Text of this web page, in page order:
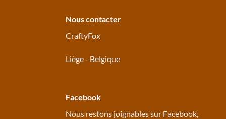
Nous contacter
CraftyFox
Liège - Belgique
Facebook
Nous restons joignables sur Facebook,